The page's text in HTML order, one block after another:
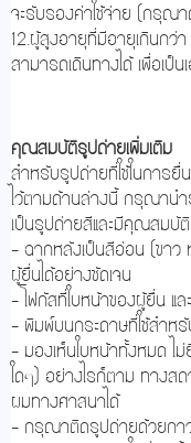
จะรับรองค่าใช้จ่าย (กรุณ
12.ผู้สูงอายุที่มีอายุเกินก
สามารถเดินทางได้ เพื่อเป็
คุณสมบัติรูปถ่ายเพิ่มเติม
สำหรับรูปถ่ายที่ใช้ในการ
ไว้ตามด้านล่างนี้ กรุณานำ
เป็นรูปถ่ายสีและมีคุณสมบัติ
- ฉากหลังเป็นสีอ่อน (ขาว
ผู้ยื่นได้อย่างชัดเจน
- โฟกัสที่ใบหน้าของผู้ยื่น แ
- พิมพ์บนกระดาษที่ใช้สำ
- มองเห็นใบหน้าทั้งหมด ไ
ใดๆ) อย่างไรก็ตาม ทางส
ผมทางศาสนาได้
- กรุณาติดรูปถ่ายด้วยกาวเ